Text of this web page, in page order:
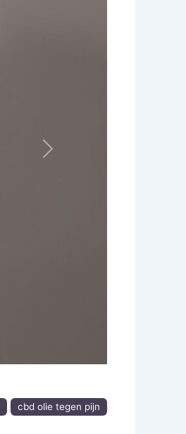
Volgende
cbd olie tegen pijn